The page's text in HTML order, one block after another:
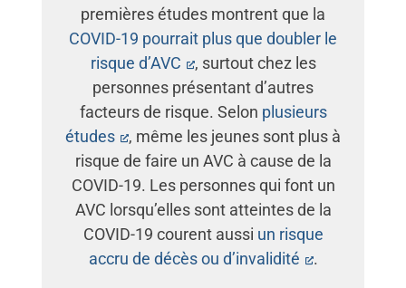
premières études montrent que la
COVID-19 pourrait plus que doubler le
risque d’AVC
, surtout chez les
personnes présentant d’autres
facteurs de risque. Selon plusieurs
études
, même les jeunes sont plus à
risque de faire un AVC à cause de la
COVID-19. Les personnes qui font un
AVC lorsqu’elles sont atteintes de la
COVID-19 courent aussi un risque
accru de décès ou d’invalidité
.